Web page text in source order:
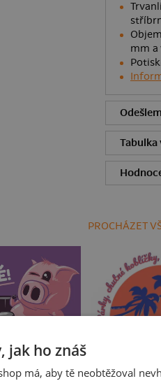
mm a
PROCHÁZET
jak ho znáš
má, aby tě neobtěžoval